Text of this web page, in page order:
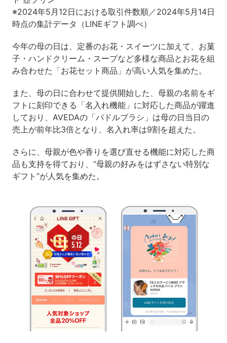
※2024年5月12日における取引件数順／2024年5月14日
時点の集計データ（LINEギフト調べ）
今年の母の日は、定番のお花・スイーツに加えて、お菓
子・ハンドクリーム・スープなど多様な商品とお花を組
み合わせた「お花セット商品」が高い人気を集めた。
また、母の日に合わせて提供開始した、母親の名前をギ
フトに刻印できる「名入れ機能」に対応した商品が躍進
しており、AVEDAの「パドルブラシ」は母の日当日の
売上が前年比3倍となり、名入れ率は9割を超えた。
さらに、母親が色や香りを選び直せる機能に対応した商
品も支持を得ており、“母親の好みをはずさない特別な
ギフト”が人気を集めた。